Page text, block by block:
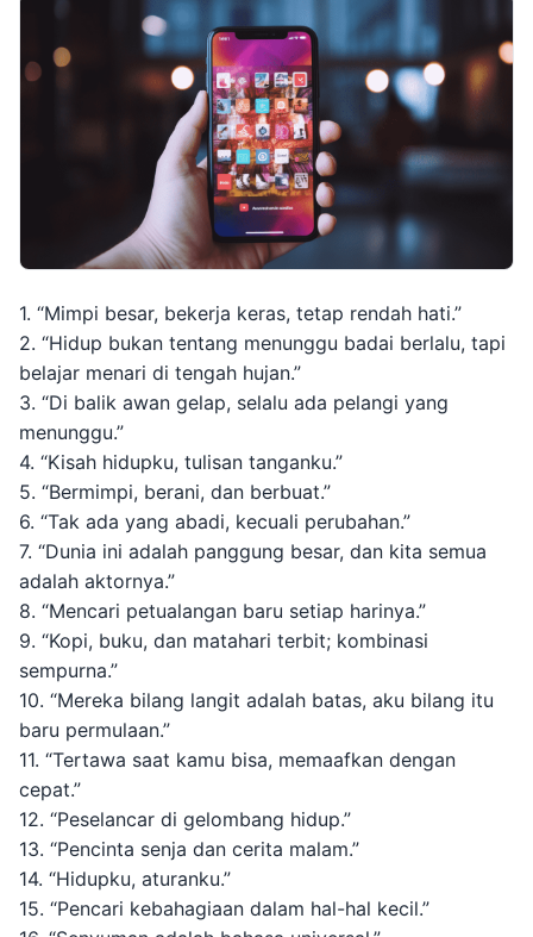
1. “Mimpi besar, bekerja keras, tetap rendah hati.”
2. “Hidup bukan tentang menunggu badai berlalu, tapi
belajar menari di tengah hujan.”
3. “Di balik awan gelap, selalu ada pelangi yang
menunggu.”
4. “Kisah hidupku, tulisan tanganku.”
5. “Bermimpi, berani, dan berbuat.”
6. “Tak ada yang abadi, kecuali perubahan.”
7. “Dunia ini adalah panggung besar, dan kita semua
adalah aktornya.”
8. “Mencari petualangan baru setiap harinya.”
9. “Kopi, buku, dan matahari terbit; kombinasi
sempurna.”
10. “Mereka bilang langit adalah batas, aku bilang itu
baru permulaan.”
11. “Tertawa saat kamu bisa, memaafkan dengan
cepat.”
12. “Peselancar di gelombang hidup.”
13. “Pencinta senja dan cerita malam.”
14. “Hidupku, aturanku.”
15. “Pencari kebahagiaan dalam hal-hal kecil.”